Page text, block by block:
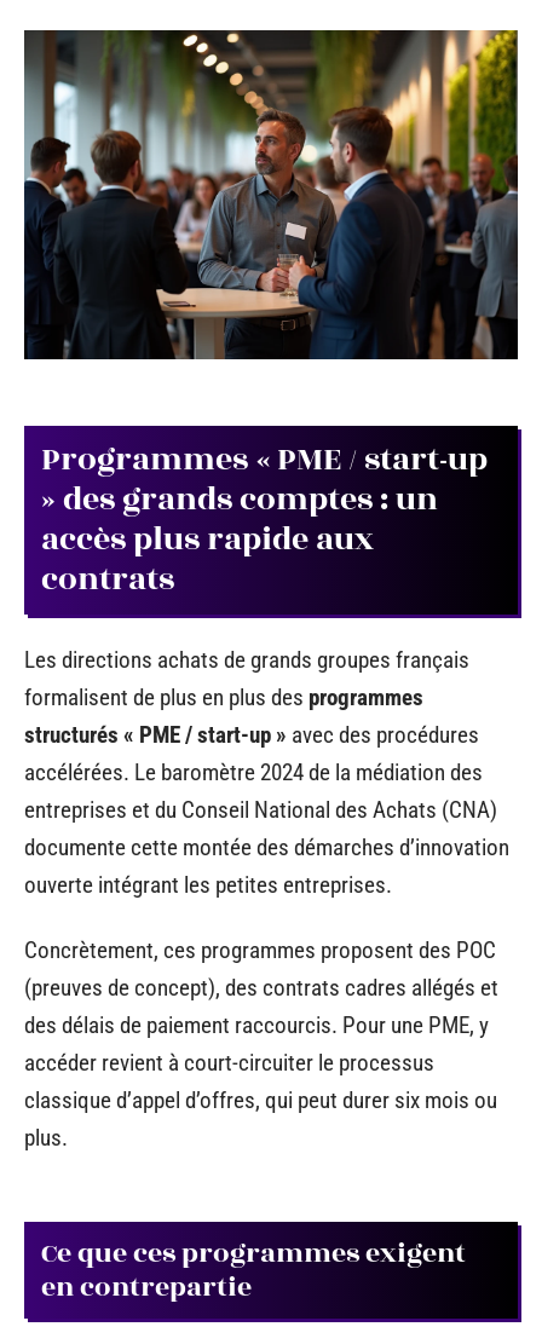
Programmes « PME / start-up
» des grands comptes : un
accès plus rapide aux
contrats
Les directions achats de grands groupes français
formalisent de plus en plus des programmes
structurés « PME / start-up » avec des procédures
accélérées. Le baromètre 2024 de la médiation des
entreprises et du Conseil National des Achats (CNA)
documente cette montée des démarches d’innovation
ouverte intégrant les petites entreprises.
Concrètement, ces programmes proposent des POC
(preuves de concept), des contrats cadres allégés et
des délais de paiement raccourcis. Pour une PME, y
accéder revient à court-circuiter le processus
classique d’appel d’offres, qui peut durer six mois ou
plus.
Ce que ces programmes exigent
en contrepartie